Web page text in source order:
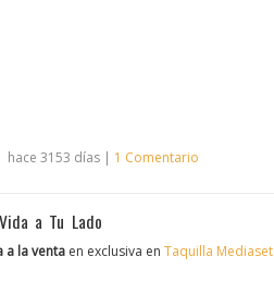
hace 3153 días | 1 Comentario
a Tu Lado
a la venta en exclusiva en Taquilla Mediaset